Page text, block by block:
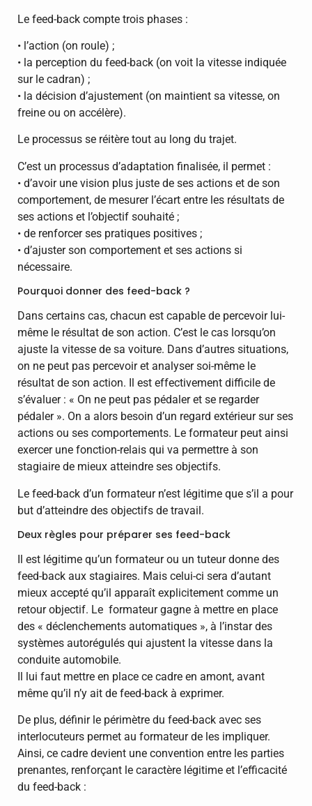
Le feed-back compte trois phases :
• l’action (on roule) ;
• la perception du feed-back (on voit la vitesse indiquée
sur le cadran) ;
• la décision d’ajustement (on maintient sa vitesse, on
freine ou on accélère).
Le processus se réitère tout au long du trajet.
C’est un processus d’adaptation finalisée, il permet :
• d’avoir une vision plus juste de ses actions et de son
comportement, de mesurer l’écart entre les résultats de
ses actions et l’objectif souhaité ;
• de renforcer ses pratiques positives ;
• d’ajuster son comportement et ses actions si
nécessaire.
Pourquoi donner des feed-back ?
Dans certains cas, chacun est capable de percevoir lui-
même le résultat de son action. C’est le cas lorsqu’on
ajuste la vitesse de sa voiture. Dans d’autres situations,
on ne peut pas percevoir et analyser soi-même le
résultat de son action. Il est effectivement difficile de
s’évaluer : « On ne peut pas pédaler et se regarder
pédaler ». On a alors besoin d’un regard extérieur sur ses
actions ou ses comportements. Le formateur peut ainsi
exercer une fonction-relais qui va permettre à son
stagiaire de mieux atteindre ses objectifs.
Le feed-back d’un formateur n’est légitime que s’il a pour
but d’atteindre des objectifs de travail.
Deux règles pour préparer ses feed-back
Il est légitime qu’un formateur ou un tuteur donne des
feed-back aux stagiaires. Mais celui-ci sera d’autant
mieux accepté qu’il apparaît explicitement comme un
retour objectif. Le formateur gagne à mettre en place
des « déclenchements automatiques », à l’instar des
systèmes autorégulés qui ajustent la vitesse dans la
conduite automobile.
Il lui faut mettre en place ce cadre en amont, avant
même qu’il n’y ait de feed-back à exprimer.
De plus, définir le périmètre du feed-back avec ses
interlocuteurs permet au formateur de les impliquer.
Ainsi, ce cadre devient une convention entre les parties
prenantes, renforçant le caractère légitime et l’efficacité
du feed-back :